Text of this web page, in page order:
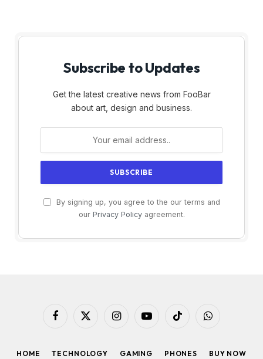
Subscribe to Updates
Get the latest creative news from FooBar
about art, design and business.
By signing up, you agree to the our terms and
our Privacy Policyagreement.
Facebook
X
InstagramYouTubeTikTok WhatsApp
HOME TECHNOLOGY GAMING PHONES BUY NOW